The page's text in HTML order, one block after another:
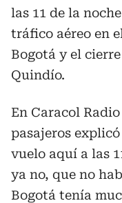
las 11 de la
tráfico aéreo en
Bogotá y el
Quindío.
En Caracol
pasajeros
vuelo aquí a las
ya no, que no
Bogotá tenía